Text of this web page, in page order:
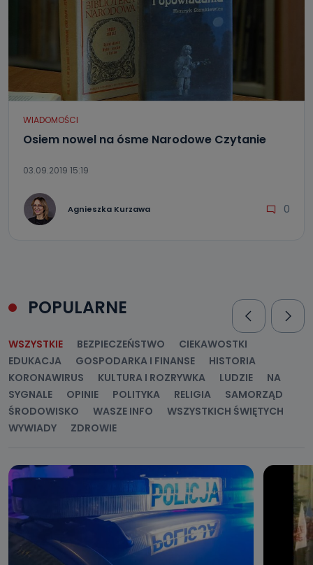
WIADOMOŚCI
Osiem nowel na ósme Narodowe Czytanie
03.09.2019 15:19
Agnieszka Kurzawa 0
POPULARNE
WSZYSTKIE BEZPIECZEŃSTWO
CIEKAWOSTKI
EDUKACJA
GOSPODARKA I FINANSE
HISTORIA
KORONAWIRUS
KULTURA I ROZRYWKA LUDZIE
NA
SYGNALE
OPINIE POLITYKA RELIGIA
SAMORZĄD
ŚRODOWISKO
WASZE INFO
WSZYSTKICH ŚWIĘTYCH
WYWIADY
ZDROWIE